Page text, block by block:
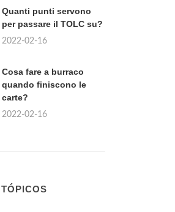
Quanti punti servono
per passare il TOLC su?
2022-02-16
Cosa fare a burraco
quando finiscono le
carte?
2022-02-16